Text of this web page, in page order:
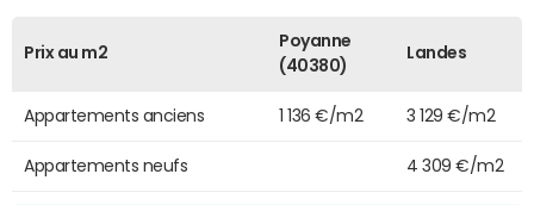
Prix au m2
Poyanne
(40380)
Landes
Appartements anciens 1 136 €/m2 3 129 €/m2
Appartements neufs 4 309 €/m2